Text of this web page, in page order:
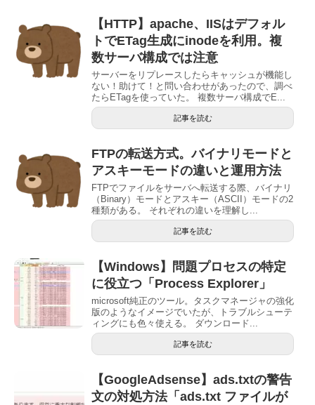
【HTTP】apache、IISはデフォル
トでETag生成にinodeを利用。複
数サーバ構成では注意
サーバーをリプレースしたらキャッシュが機能し
ない！助けて！と問い合わせがあったので、調べ
たらETagを使っていた。 複数サーバ構成でE...
記事を読む
FTPの転送方式。バイナリモードと
アスキーモードの違いと運用方法
FTPでファイルをサーバへ転送する際、バイナリ
（Binary）モードとアスキー（ASCII）モードの2
種類がある。 それぞれの違いを理解し...
記事を読む
【Windows】問題プロセスの特定
に役立つ「Process Explorer」
microsoft純正のツール。タスクマネージャの強化
版のようなイメージでいたが、トラブルシューテ
ィングにも色々使える。 ダウンロード...
記事を読む
【GoogleAdsense】ads.txtの警告
文の対処方法「ads.txt ファイルが